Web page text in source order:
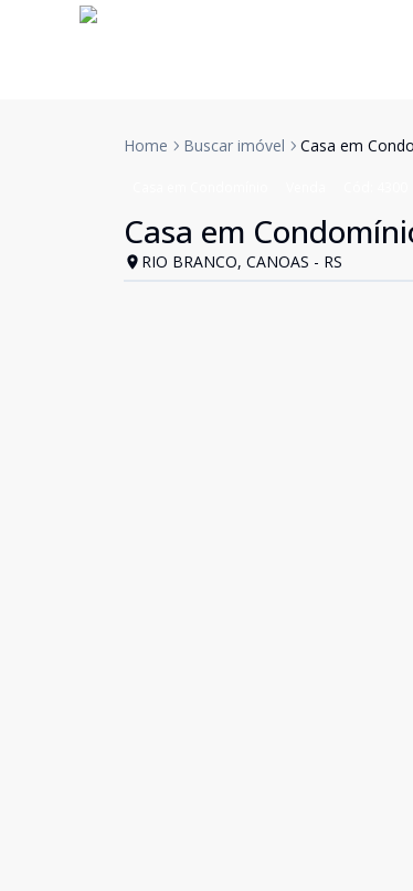
Home Buscar imóvel Casa em
Casa em
RIO BRANCO, CANOAS - RS